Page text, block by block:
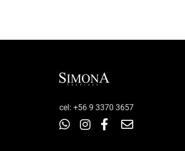
‎cel: +56 9 3370 3657